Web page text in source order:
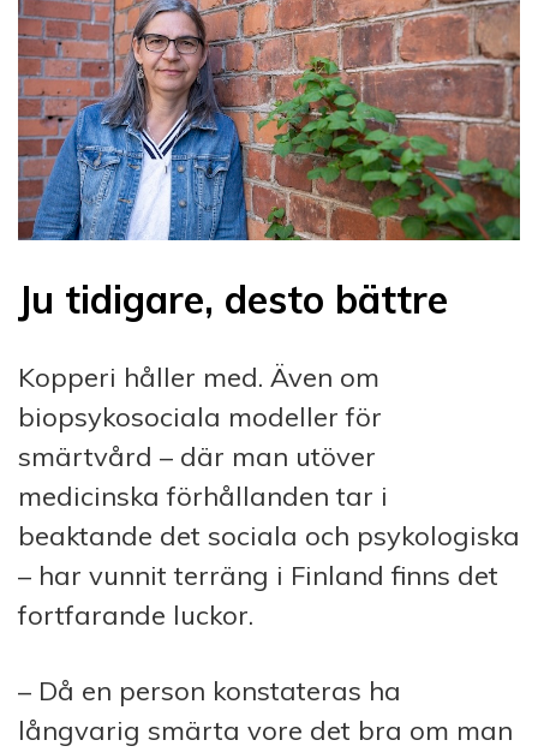
Ju tidigare, desto bättre
Kopperi håller med. Även om
biopsykosociala modeller för
smärtvård – där man utöver
medicinska förhållanden tar i
beaktande det sociala och psykologiska
– har vunnit terräng i Finland finns det
fortfarande luckor.
– Då en person konstateras ha
långvarig smärta vore det bra om man